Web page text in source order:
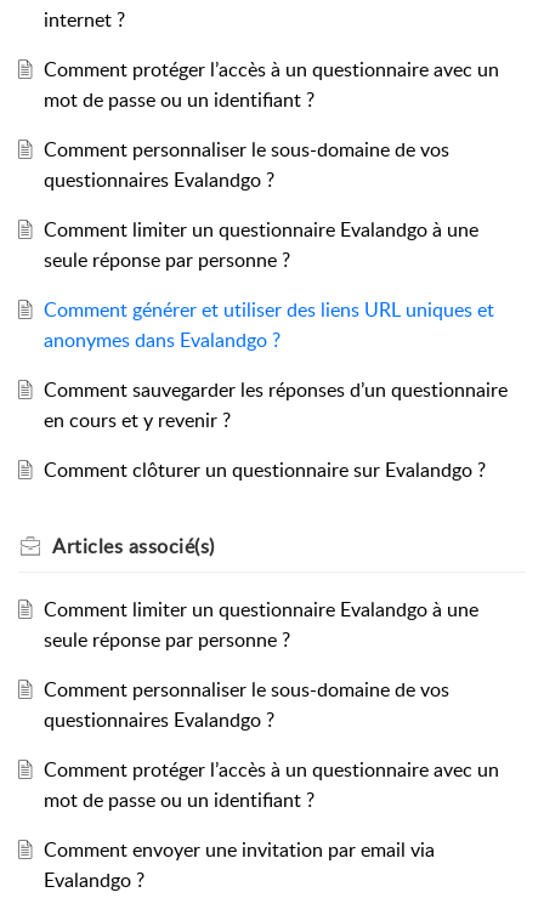
internet ?
Comment protéger l’accès à un questionnaire avec un
mot de passe ou un identifiant ?
Comment personnaliser le sous-domaine de vos
questionnaires Evalandgo ?
Comment limiter un questionnaire Evalandgo à une
seule réponse par personne ?
Comment générer et utiliser des liens URL uniques et
anonymes dans Evalandgo ?
Comment sauvegarder les réponses d’un questionnaire
en cours et y revenir ?
Comment clôturer un questionnaire sur Evalandgo ?
Articles associé(s)
Comment limiter un questionnaire Evalandgo à une
seule réponse par personne ?
Comment personnaliser le sous-domaine de vos
questionnaires Evalandgo ?
Comment protéger l’accès à un questionnaire avec un
mot de passe ou un identifiant ?
Comment envoyer une invitation par email via
Evalandgo ?